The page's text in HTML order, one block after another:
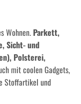
Wohnen. Parkett,
Sicht- und
Polsterei,
mit coolen Gadgets,
Stoffartikel und